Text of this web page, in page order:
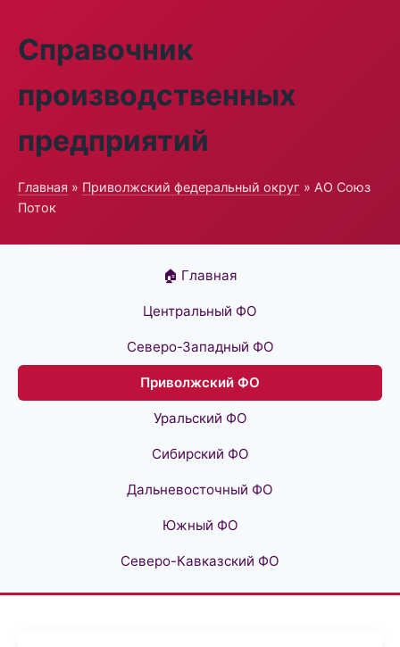
Справочник
производственных
предприятий
Главная » Приволжский федеральный округ » АО Союз
Поток
🏠 Главная
Центральный ФО
Северо-Западный ФО
Приволжский ФО
Уральский ФО
Сибирский ФО
Дальневосточный ФО
Южный ФО
Северо-Кавказский ФО